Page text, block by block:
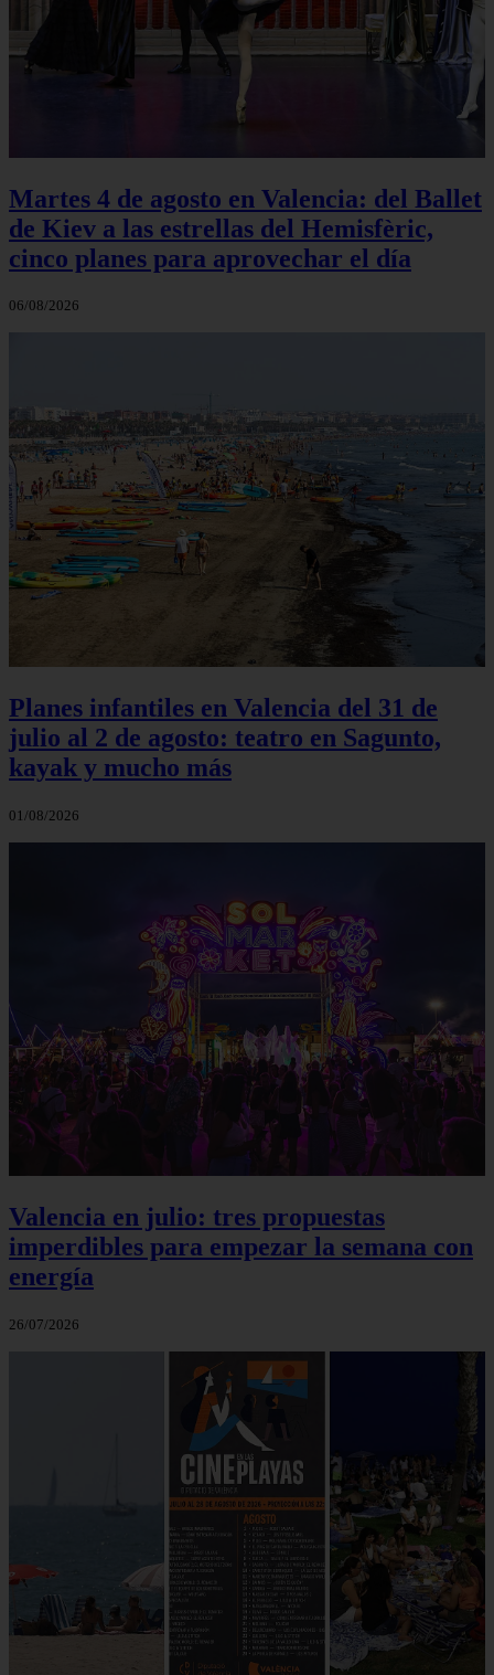
Martes 4 de agosto en Valencia: del Ballet
de Kiev a las estrellas del Hemisfèric,
cinco planes para aprovechar el día
06/08/2026
Planes infantiles en Valencia del 31 de
julio al 2 de agosto: teatro en Sagunto,
kayak y mucho más
01/08/2026
Valencia en julio: tres propuestas
imperdibles para empezar la semana con
energía
26/07/2026